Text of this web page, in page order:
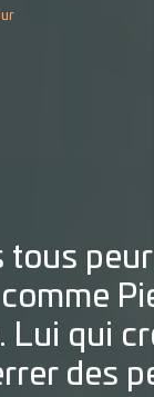
tous
Lui qui
des